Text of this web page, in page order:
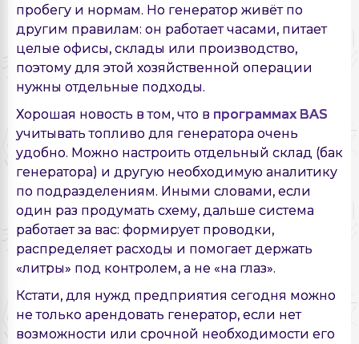
пробегу и нормам. Но генератор живёт по
другим правилам: он работает часами, питает
целые офисы, склады или производство,
поэтому для этой хозяйственной операции
нужны отдельные подходы.
Хорошая новость в том, что в программах BAS
учитывать топливо для генератора очень
удобно. Можно настроить отдельный склад (бак
генератора) и другую необходимую аналитику
по подразделениям. Иными словами, если
один раз продумать схему, дальше система
работает за вас: формирует проводки,
распределяет расходы и помогает держать
«литры» под контролем, а не «на глаз».
Кстати, для нужд предприятия сегодня можно
не только арендовать генератор, если нет
возможности или срочной необходимости его